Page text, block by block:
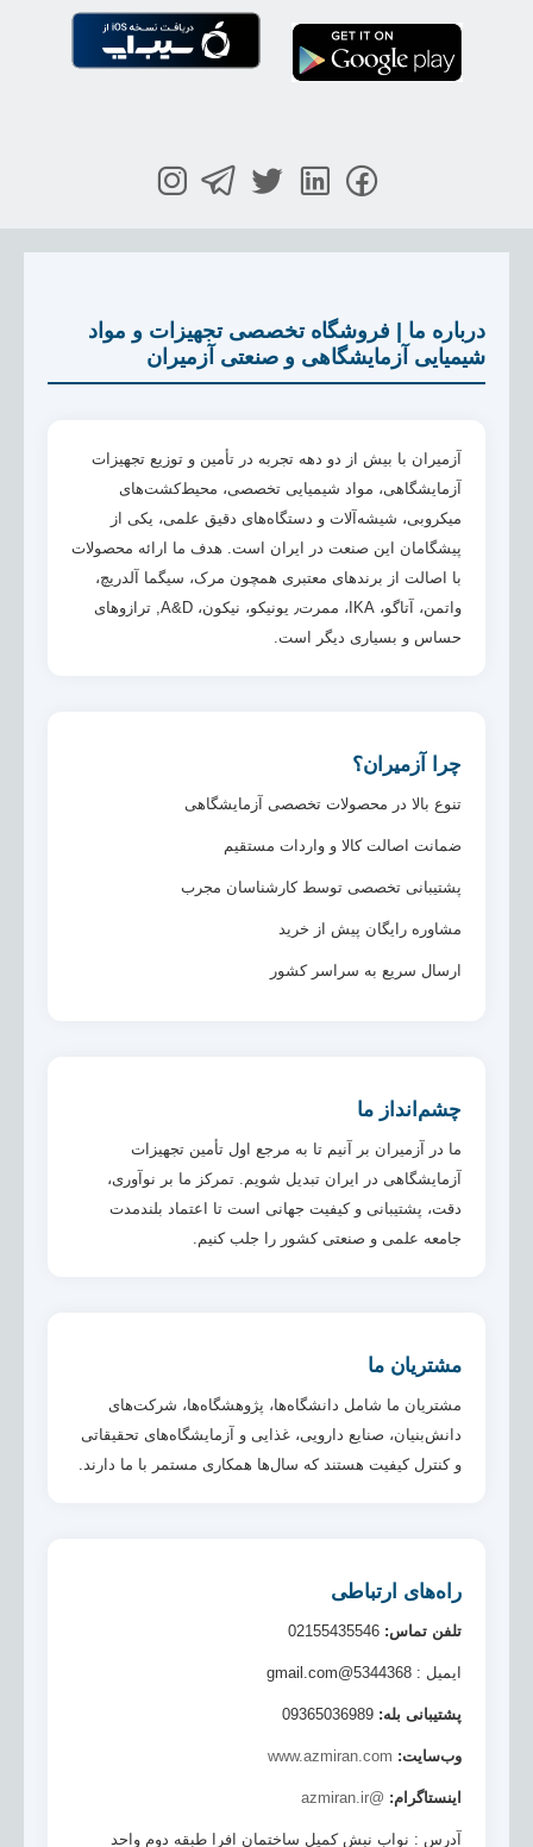
درباره ما | فروشگاه تخصصی تجهیزات و مواد
شیمیایی آزمایشگاهی و صنعتی آزمیران
آزمیران با بیش از دو دهه تجربه در تأمین و توزیع تجهیزات
آزمایشگاهی، مواد شیمیایی تخصصی، محیط‌کشت‌های
میکروبی، شیشه‌آلات و دستگاه‌های دقیق علمی، یکی از
پیشگامان این صنعت در ایران است. هدف ما ارائه محصولات
با اصالت از برندهای معتبری همچون مرک، سیگما آلدریچ،
واتمن، آتاگو، IKA، ممرت٫ یونیکو، نیکون، A&D, ترازوهای
حساس و بسیاری دیگر است.
چرا آزمیران؟
تنوع بالا در محصولات تخصصی آزمایشگاهی
ضمانت اصالت کالا و واردات مستقیم
پشتیبانی تخصصی توسط کارشناسان مجرب
مشاوره رایگان پیش از خرید
ارسال سریع به سراسر کشور
چشم‌انداز ما
ما در آزمیران بر آنیم تا به مرجع اول تأمین تجهیزات
آزمایشگاهی در ایران تبدیل شویم. تمرکز ما بر نوآوری،
دقت، پشتیبانی و کیفیت جهانی است تا اعتماد بلندمدت
جامعه علمی و صنعتی کشور را جلب کنیم.
مشتریان ما
مشتریان ما شامل دانشگاه‌ها، پژوهشگاه‌ها، شرکت‌های
دانش‌بنیان، صنایع دارویی، غذایی و آزمایشگاه‌های تحقیقاتی
و کنترل کیفیت هستند که سال‌ها همکاری مستمر با ما دارند.
راه‌های ارتباطی
تلفن تماس:
ایمیل : 5344368@gmail.com
پشتیبانی بله:
وب‌سایت: www.azmiran.com
اینستاگرام: @azmiran.ir
آدرس : نواب نبش کمیل ساختمان افرا طبقه دوم واحد